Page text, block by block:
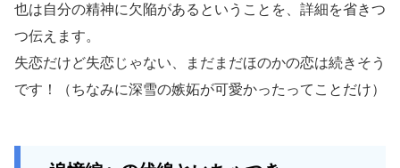
也は自分の精神に欠陥があるということを、詳細を省きつ
つ伝えます。
失恋だけど失恋じゃない、まだまだほのかの恋は続きそう
です！（ちなみに深雪の嫉妬が可愛かったってことだけ）